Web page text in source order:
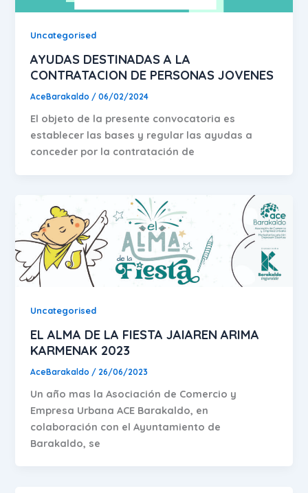
Uncategorised
AYUDAS DESTINADAS A LA
CONTRATACION DE PERSONAS JOVENES
AceBarakaldo /06/02/2024
El objeto de la presente convocatoria es
establecer las bases y regular las ayudas a
conceder por la contratación de
Uncategorised
EL ALMA DE LA FIESTA JAIAREN ARIMA
KARMENAK 2023
AceBarakaldo / 26/06/2023
Un año mas la Asociación de Comercio y
Empresa Urbana ACE Barakaldo, en
colaboración con el Ayuntamiento de
Barakaldo, se